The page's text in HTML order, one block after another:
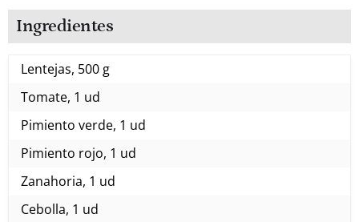
Ingredientes
Lentejas, 500 g
Tomate, 1 ud
Pimiento verde, 1 ud
Pimiento rojo, 1 ud
Zanahoria, 1 ud
Cebolla, 1 ud